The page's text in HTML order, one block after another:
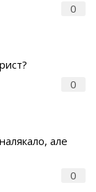
0
0
0
але